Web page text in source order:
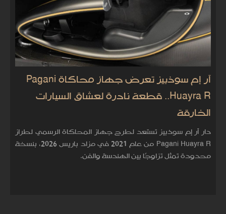
آر إم سوذبيز تعرض جهاز محاكاة Pagani
Huayra R.. قطعة نادرة لعشاق السيارات
الخارقة
دار آر إم سوذبيز تستعد لطرح جهاز المحاكاة الرسمي لطراز
Pagani Huayra R من عام 2021 في مزاد باريس 2026، بنسخة
محدودة تمثل تزاوجًا بين الهندسة والفن.